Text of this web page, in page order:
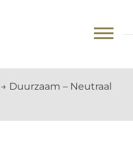
→ Duurzaam – Neutraal